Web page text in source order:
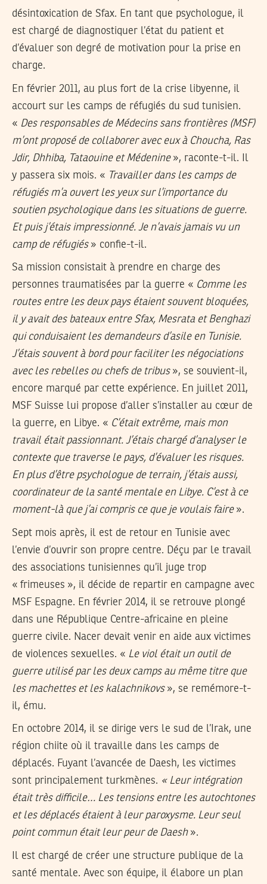
désintoxication de Sfax. En tant que psychologue, il
est chargé de diagnostiquer l’état du patient et
d’évaluer son degré de motivation pour la prise en
charge.
En février 2011, au plus fort de la crise libyenne, il
accourt sur les camps de réfugiés du sud tunisien.
« Des responsables de Médecins sans frontières (MSF)
m’ont proposé de collaborer avec eux à Choucha, Ras
Jdir, Dhhiba, Tataouine et Médenine», raconte-t-il. Il
y passera six mois. « Travailler dans les camps de
réfugiés m’a ouvert les yeux sur l’importance du
soutien psychologique dans les situations de guerre.
Et puis j’étais impressionné. Je n’avais jamais vu un
camp de réfugiés» confie-t-il.
Sa mission consistait à prendre en charge des
personnes traumatisées par la guerre « Comme les
routes entre les deux pays étaient souvent bloquées,
il y avait des bateaux entre Sfax, Mesrata et Benghazi
qui conduisaient les demandeurs d’asile en Tunisie.
J’étais souvent à bord pour faciliter les négociations
avec les rebelles ou chefs de tribus», se souvient-il,
encore marqué par cette expérience. En juillet 2011,
MSF Suisse lui propose d’aller s’installer au cœur de
la guerre, en Libye. « C’était extrême, mais mon
travail était passionnant. J’étais chargé d’analyser le
contexte que traverse le pays, d’évaluer les risques.
En plus d’être psychologue de terrain, j’étais aussi,
coordinateur de la santé mentale en Libye. C’est à ce
moment-là que j’ai compris ce que je voulais faire».
Sept mois après, il est de retour en Tunisie avec
l’envie d’ouvrir son propre centre. Déçu par le travail
des associations tunisiennes qu’il juge trop
« frimeuses », il décide de repartir en campagne avec
MSF Espagne. En février 2014, il se retrouve plongé
dans une République Centre-africaine en pleine
guerre civile. Nacer devait venir en aide aux victimes
de violences sexuelles. « Le viol était un outil de
guerre utilisé par les deux camps au même titre que
les machettes et les kalachnikovs», se remémore-t-
il, ému.
En octobre 2014, il se dirige vers le sud de l’Irak, une
région chiite où il travaille dans les camps de
déplacés. Fuyant l’avancée de Daesh, les victimes
sont principalement turkmènes. « Leur intégration
était très difficile… Les tensions entre les autochtones
et les déplacés étaient à leur paroxysme. Leur seul
point commun était leur peur de Daesh ».
Il est chargé de créer une structure publique de la
santé mentale. Avec son équipe, il élabore un plan